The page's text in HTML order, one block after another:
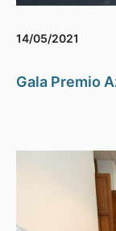
14/05/2021
Gala Premio